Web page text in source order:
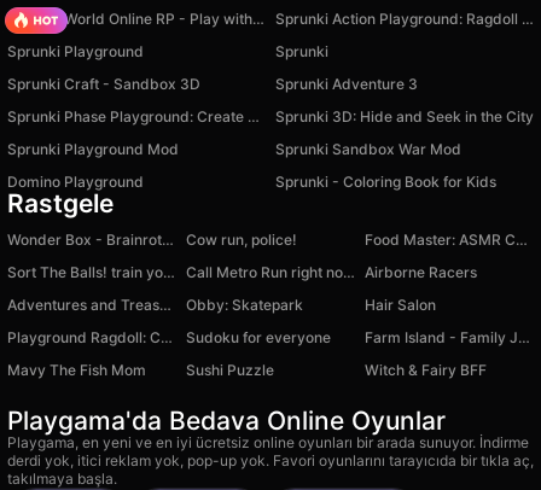
Sprunki World Online RP - Play with Friends!
Sprunki Action Playground: Ragdoll Sandbox
Sprunki Playground
Sprunki
Sprunki Craft - Sandbox 3D
Sprunki Adventure 3
Sprunki Phase Playground: Create Sprunki and Music
Sprunki 3D: Hide and Seek in the City
Sprunki Playground Mod
Sprunki Sandbox War Mod
Domino Playground
Sprunki - Coloring Book for Kids
Rastgele
Wonder Box - Brainrot Sandbox Cow run, police!
Food Master: ASMR Cook & Relax
Sort The Balls! train your brain and relax!
Call Metro Run right now! Airborne Racers
Adventures and Treasures
Obby: Skatepark
Hair Salon
Playground Ragdoll: Create a Monster
Sudoku for everyone
Farm Island - Family Journey
Mavy The Fish Mom
Sushi Puzzle Witch & Fairy BFF
Playgama'da Bedava Online Oyunlar
Playgama, en yeni ve en iyi ücretsiz online oyunları bir arada sunuyor. İndirme
derdi yok, itici reklam yok, pop-up yok. Favori oyunlarını tarayıcıda bir tıkla aç,
takılmaya başla.